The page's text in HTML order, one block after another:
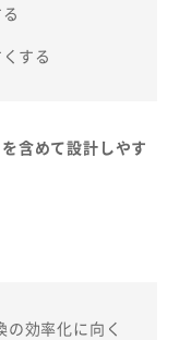
する
含めて設計しやす
の効率化に向く